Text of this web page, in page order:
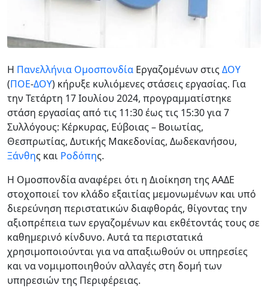
Η Πανελλήνια Ομοσπονδία Εργαζομένων στιςΔΟΥ
(ΠΟΕ-ΔΟΥ) κήρυξε κυλιόμενες στάσεις εργασίας. Για
την Τετάρτη 17 Ιουλίου 2024, προγραμματίστηκε
στάση εργασίας από τις 11:30 έως τις 15:30 για 7
Συλλόγους: Κέρκυρας, Εύβοιας – Βοιωτίας,
Θεσπρωτίας, Δυτικής Μακεδονίας, Δωδεκανήσου,
Ξάνθης και Ροδόπης.
Η Ομοσπονδία αναφέρει ότι η Διοίκηση της ΑΑΔΕ
στοχοποιεί τον κλάδο εξαιτίας μεμονωμένων και υπό
διερεύνηση περιστατικών διαφθοράς, θίγοντας την
αξιοπρέπεια των εργαζομένων και εκθέτοντάς τους σε
καθημερινό κίνδυνο. Αυτά τα περιστατικά
χρησιμοποιούνται για να απαξιωθούν οι υπηρεσίες
και να νομιμοποιηθούν αλλαγές στη δομή των
υπηρεσιών της Περιφέρειας.